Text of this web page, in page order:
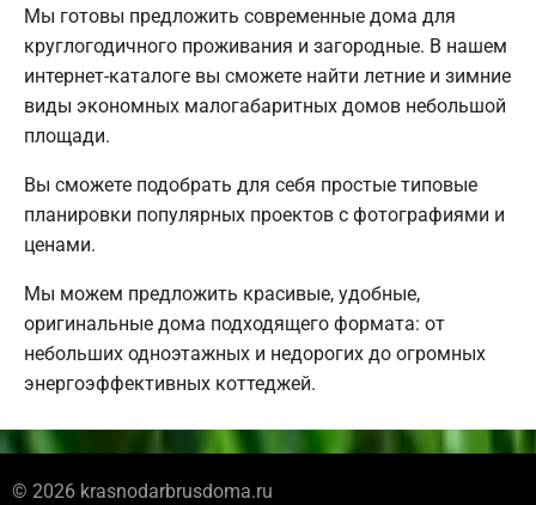
Мы готовы предложить современные дома для
круглогодичного проживания и загородные. В нашем
интернет-каталоге вы сможете найти летние и зимние
виды экономных малогабаритных домов небольшой
площади.
Вы сможете подобрать для себя простые типовые
планировки популярных проектов с фотографиями и
ценами.
Мы можем предложить красивые, удобные,
оригинальные дома подходящего формата: от
небольших одноэтажных и недорогих до огромных
энергоэффективных коттеджей.
© 2026 krasnodarbrusdoma.ru